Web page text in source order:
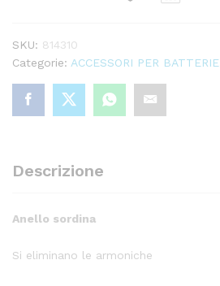
SKU: 814310
Categorie: ACCESSORI PER BATTERIE
Descrizione
Anello sordina
Si eliminano le armoniche